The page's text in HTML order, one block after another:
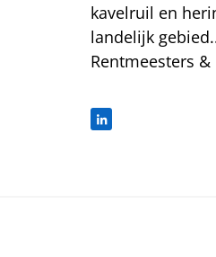
kavelruil en
landelijk
Rentmeesters &